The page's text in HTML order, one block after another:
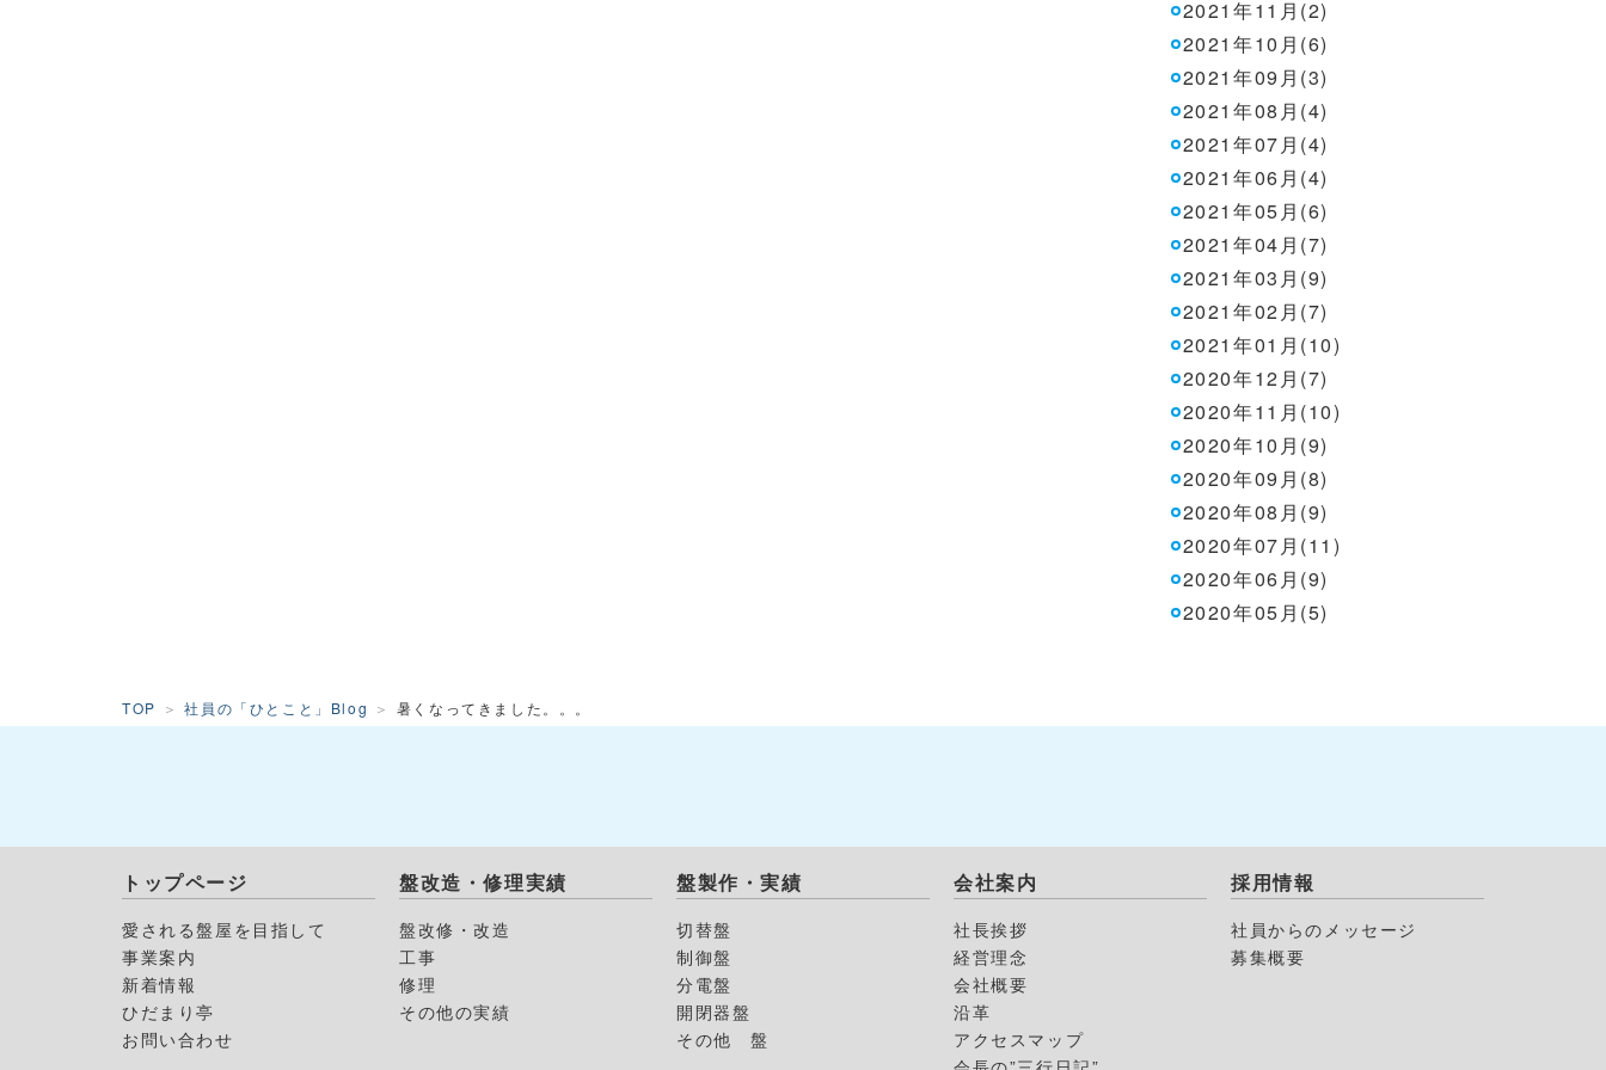
2021年11月(2)
2021年10月(6)
2021年09月(3)
2021年08月(4)
2021年07月(4)
2021年06月(4)
2021年05月(6)
2021年04月(7)
2021年03月(9)
2021年02月(7)
2021年01月(10)
2020年12月(7)
2020年11月(10)
2020年10月(9)
2020年09月(8)
2020年08月(9)
2020年07月(11)
2020年06月(9)
2020年05月(5)
TOP 社員の「ひとこと」Blog 暑くなってきました。。。
トップページ
愛される盤屋を目指して
事業案内
新着情報
ひだまり亭
お問い合わせ
盤改造・修理実績
盤改修・改造
工事
修理
その他の実績
盤製作・実績
切替盤
制御盤
分電盤
開閉器盤
その他 盤
会社案内
社長挨拶
経営理念
会社概要
沿革
アクセスマップ
採用情報
社員からのメッセージ
募集概要